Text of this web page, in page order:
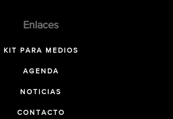
Enlaces
KIT PARA MEDIOS
AGENDA
NOTICIAS
CONTACTO